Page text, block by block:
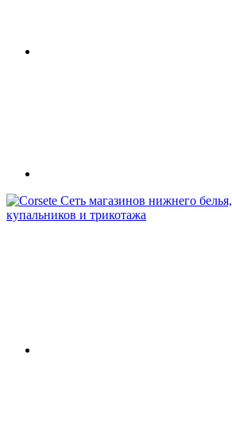
Сеть магазинов нижнего белья,
купальников и трикотажа